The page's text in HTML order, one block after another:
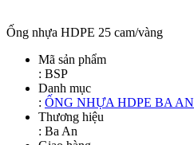
Ống nhựa HDPE 25 cam/vàng
Mã sản phẩm
: BSP
Danh mục
: ỐNG NHỰA HDPE BA AN
Thương hiệu
: Ba An